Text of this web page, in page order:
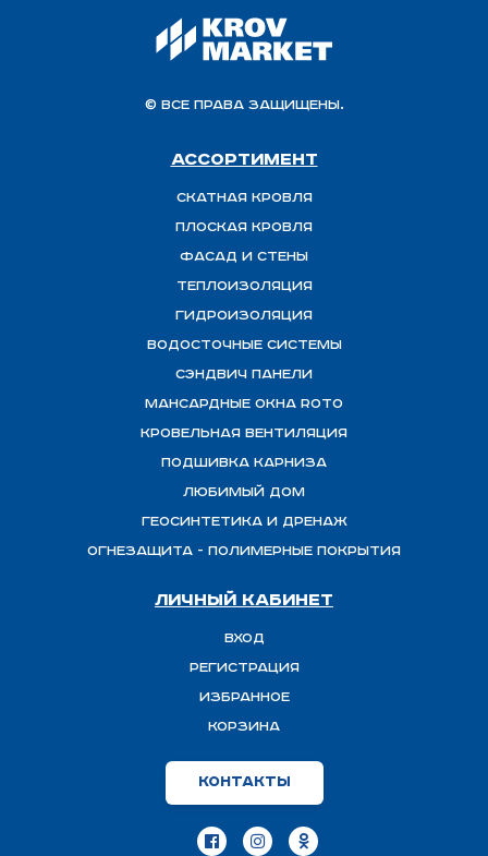
© Все права защищены.
Ассортимент
Скатная Кровля
Плоская кровля
Фасад и стены
Теплоизоляция
ГИДРОИЗОЛЯЦИЯ
Водосточные системы
Сэндвич панели
Мансардные окна ROTO
Кровельная вентиляция
Подшивка карниза
Любимый Дом
Геосинтетика и дренаж
ОГНЕЗАЩИТА - полимерные покрытия
Личный кабинет
Вход
Регистрация
Избранное
Корзина
Контакты